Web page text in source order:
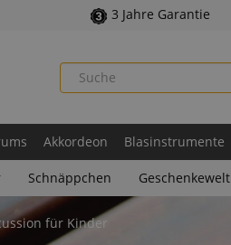
3 Jahre Garantie
Akkordeon Blasinstrumente
Schnäppchen Geschenkewelt
für Kinder